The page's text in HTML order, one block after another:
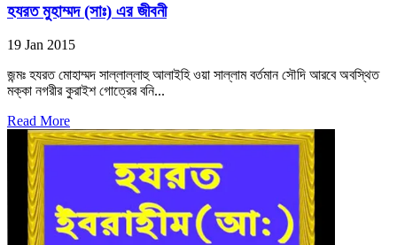
হযরত মুহাম্মদ (সাঃ) এর জীবনী
19 Jan 2015
জন্মঃ হযরত মোহাম্মদ সাল্লাল্লাহু আলাইহি ওয়া সাল্লাম বর্তমান সৌদি আরবে অবস্থিত
মক্কা নগরীর কুরাইশ গোত্রের বনি...
Read More